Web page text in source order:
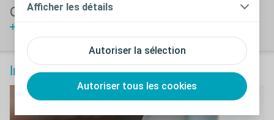
Autoriser la sélection
Autoriser tous les cookies
Afficher les détails
Comment contrôler l’état du filtre ?
Irriguer sa stomie